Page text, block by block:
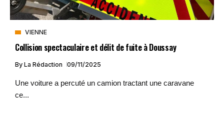
VIENNE
Collision spectaculaire et délit de fuite à Doussay
By La Rédaction 09/11/2025
Une voiture a percuté un camion tractant une caravane
ce...